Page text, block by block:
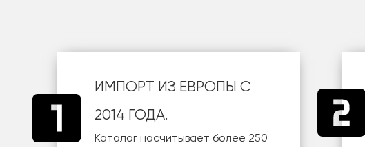
ИМПОРТ ИЗ ЕВРОПЫ С
2014 ГОДА.
Каталог насчитывает более 250